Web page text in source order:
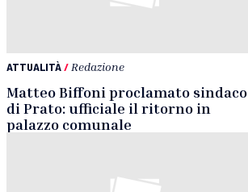
ATTUALITÀ/ Redazione
Matteo Biffoni proclamato sindaco
di Prato: ufficiale il ritorno in
palazzo comunale